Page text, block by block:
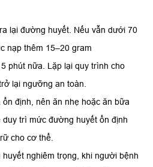
lại đường huyết. Nếu vẫn dưới 70
nạp thêm 15–20 gram
phút nữa. Lặp lại quy trình cho
lại ngưỡng an toàn.
định, nên ăn nhẹ hoặc ăn bữa
trì mức đường huyết ổn định
cho cơ thể.
nghiêm trọng, khi người bệnh